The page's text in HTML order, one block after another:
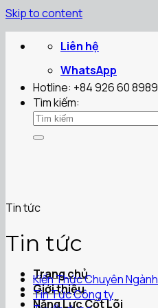
Skip to content
Liên hệ
WhatsApp
Hotline: +84 926 60 8989
Tìm kiếm:
Trang chủ
Giới thiệu
Năng Lực Cốt Lõi
Tin tức
Tin tức
Kiến Thức Chuyên Ngành
Tin Tức Công ty